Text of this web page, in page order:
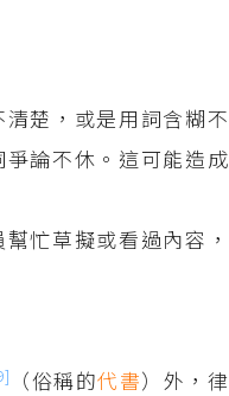
楚，或是用詞含糊不
論不休。這可能造成
忙草擬或看過內容，
（俗稱的代書）外，律